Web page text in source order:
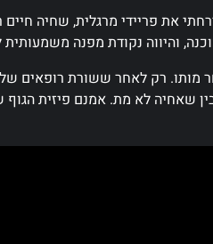
את פריידי מרגלית, שחיה
רק לאחר ששורת רופאים
שאחיה לא מת. אמנם פיזית